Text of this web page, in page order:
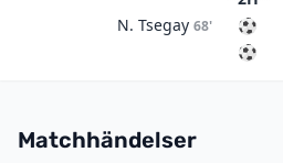
N. Tsegay 68'
Matchhändelser